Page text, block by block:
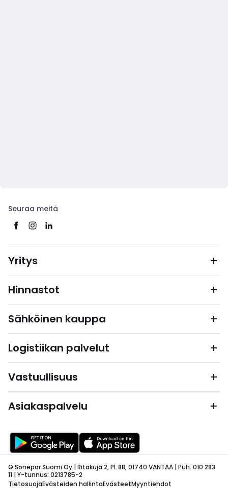
Seuraa meitä
Yritys
Hinnastot
Sähköinen kauppa
Logistiikan palvelut
Vastuullisuus
Asiakaspalvelu
© Sonepar Suomi Oy | Ritakuja 2, PL 88, 01740 VANTAA | Puh. 010 283
11 | Y-tunnus: 0213785-2
TietosuojaEvästeiden hallintaEvästeetMyyntiehdot